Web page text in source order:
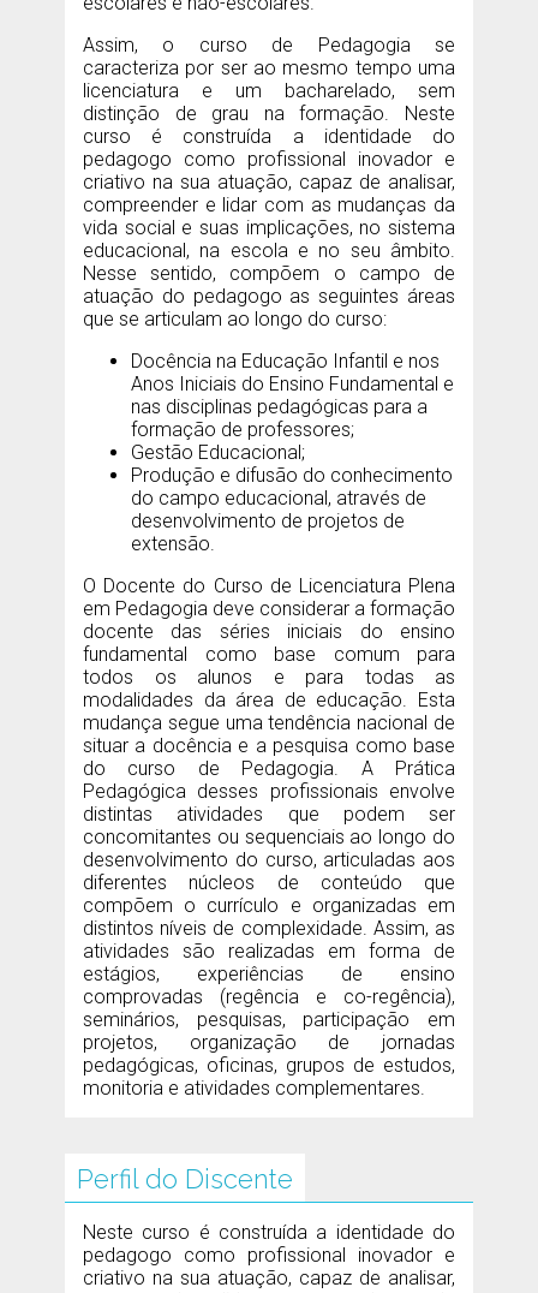
Assim, o curso de Pedagogia se
caracteriza por ser ao mesmo tempo uma
licenciatura e um bacharelado, sem
distinção de grau na formação. Neste
curso é construída a identidade do
pedagogo como profissional inovador e
criativo na sua atuação, capaz de analisar,
compreender e lidar com as mudanças da
vida social e suas implicações, no sistema
educacional, na escola e no seu âmbito.
Nesse sentido, compõem o campo de
atuação do pedagogo as seguintes áreas
que se articulam ao longo do curso:
Docência na Educação Infantil e nos
Anos Iniciais do Ensino Fundamental e
nas disciplinas pedagógicas para a
formação de professores;
Gestão Educacional;
Produção e difusão do conhecimento
do campo educacional, através de
desenvolvimento de projetos de
extensão.
O Docente do Curso de Licenciatura Plena
em Pedagogia deve considerar a formação
docente das séries iniciais do ensino
fundamental como base comum para
todos os alunos e para todas as
modalidades da área de educação. Esta
mudança segue uma tendência nacional de
situar a docência e a pesquisa como base
do curso de Pedagogia. A Prática
Pedagógica desses profissionais envolve
distintas atividades que podem ser
concomitantes ou sequenciais ao longo do
desenvolvimento do curso, articuladas aos
diferentes núcleos de conteúdo que
compõem o currículo e organizadas em
distintos níveis de complexidade. Assim, as
atividades são realizadas em forma de
estágios, experiências de ensino
comprovadas (regência e co-regência),
seminários, pesquisas, participação em
projetos, organização de jornadas
pedagógicas, oficinas, grupos de estudos,
monitoria e atividades complementares.
Perfil do Discente
Neste curso é construída a identidade do
pedagogo como profissional inovador e
criativo na sua atuação, capaz de analisar,